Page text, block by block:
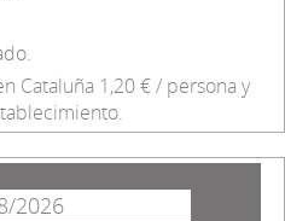
Cataluña 1,20 € / persona y